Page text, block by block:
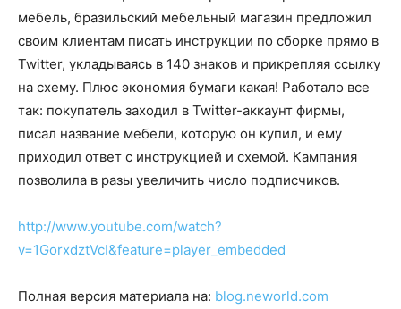
мебель, бразильский мебельный магазин предложил
своим клиентам писать инструкции по сборке прямо в
Twitter, укладываясь в 140 знаков и прикрепляя ссылку
на схему. Плюс экономия бумаги какая! Работало все
так: покупатель заходил в Twitter-аккаунт фирмы,
писал название мебели, которую он купил, и ему
приходил ответ с инструкцией и схемой. Кампания
позволила в разы увеличить число подписчиков.
http://www.youtube.com/watch?
v=1GorxdztVcI&feature=player_embedded
Полная версия материала на: blog.neworld.com